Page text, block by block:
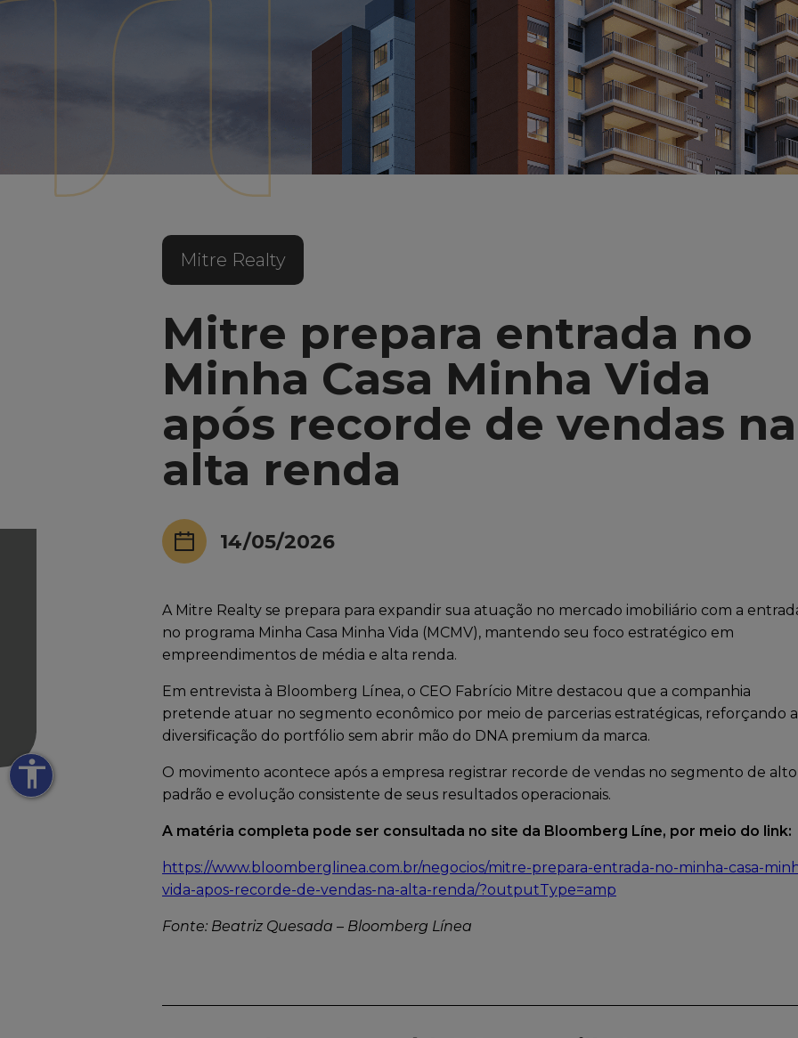
Mitre Realty
Mitre prepara entrada no
Minha Casa Minha Vida
após recorde de vendas na
alta renda
14/05/2026
A Mitre Realty se prepara para expandir sua atuação no mercado imobiliário com a
no programa Minha Casa Minha Vida (MCMV), mantendo seu foco estratégico em
empreendimentos de média e alta renda.
Em entrevista à Bloomberg Línea, o CEO Fabrício Mitre destacou que a companhia
pretende atuar no segmento econômico por meio de parcerias estratégicas, reforçando a
diversificação do portfólio sem abrir mão do DNA premium da marca.
O movimento acontece após a empresa registrar recorde de vendas no segmento de alto
padrão e evolução consistente de seus resultados operacionais.
A matéria completa pode ser consultada no site da Bloomberg Líne, por meio do link:
https://www.bloomberglinea.com.br/negocios/mitre-prepara-entrada-no-minha-casa-
vida-apos-recorde-de-vendas-na-alta-renda/?outputType=amp
Fonte: Beatriz Quesada – Bloomberg Línea
accessibility